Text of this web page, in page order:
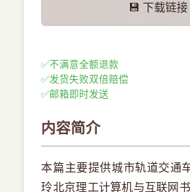
💾 下载链接
✅不满意全额退款
✅发货失败双倍赔偿
✅邮箱即时发送
内容简介
本篇主要提供城市轨道交通
玲北京理工计算机与互联网